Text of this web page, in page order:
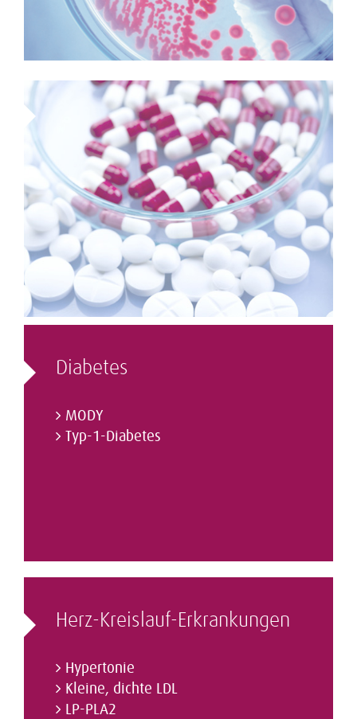
Diabetes
MODY
Typ-1-Diabetes
Herz-Kreislauf-Erkrankungen
Hypertonie
Kleine, dichte LDL
LP-PLA2